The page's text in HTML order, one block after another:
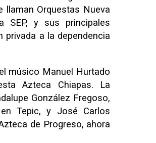
llaman Orquestas Nueva
SEP, y sus principales
a la dependencia
músico Manuel Hurtado
Azteca Chiapas. La
González Fregoso,
Tepic, y José Carlos
de Progreso, ahora